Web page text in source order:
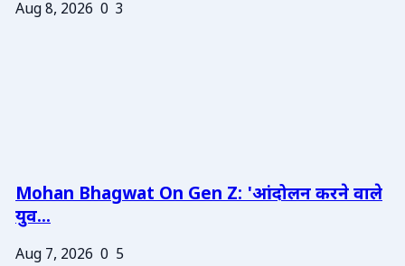
Aug 8, 2026 0 3
Mohan Bhagwat On Gen Z: 'आंदोलन करने वाले
युव...
Aug 7, 2026 0 5